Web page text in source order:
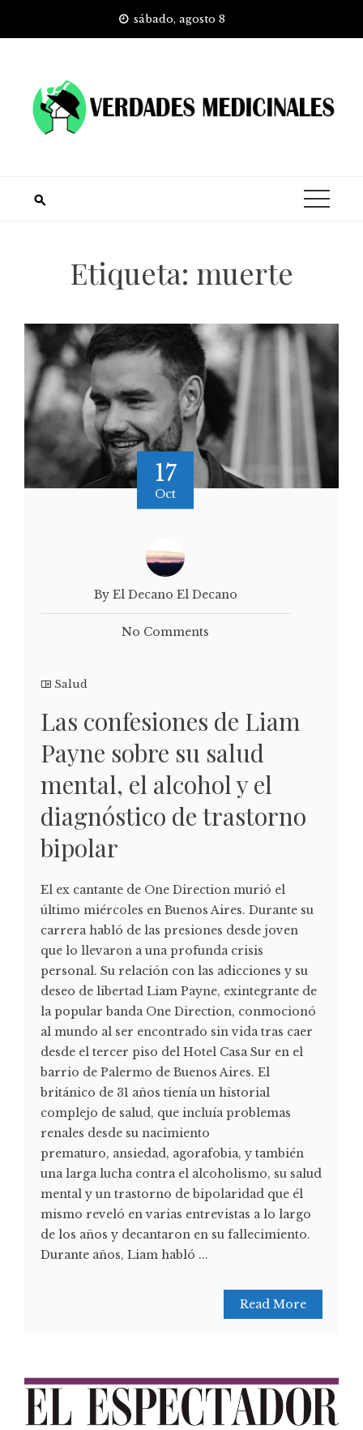
sábado, agosto 8
Etiqueta: muerte
17
Oct
By El Decano El Decano
No Comments
Salud
Las confesiones de Liam
Payne sobre su salud
mental, el alcohol y el
diagnóstico de trastorno
bipolar
El ex cantante de One Direction murió el
último miércoles en Buenos Aires. Durante su
carrera habló de las presiones desde joven
que lo llevaron a una profunda crisis
personal. Su relación con las adicciones y su
deseo de libertad Liam Payne, exintegrante de
la popular banda One Direction, conmocionó
al mundo al ser encontrado sin vida tras caer
desde el tercer piso del Hotel Casa Sur en el
barrio de Palermo de Buenos Aires. El
británico de 31 años tienía un historial
complejo de salud, que incluía problemas
renales desde su nacimiento
prematuro, ansiedad, agorafobia, y también
una larga lucha contra el alcoholismo, su salud
mental y un trastorno de bipolaridad que él
mismo reveló en varias entrevistas a lo largo
de los años y decantaron en su fallecimiento.
Durante años, Liam habló ...
Read More